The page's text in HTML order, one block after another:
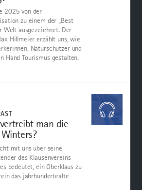
2025 von der
zu einem der „Best
Welt ausgezeichnet. Der
Hillmeier erzählt uns, wie
Naturschützer und
Hand Tourismus gestalten.
man die
mit uns über seine
des Klausenvereins
bedeutet, ein Oberklaus zu
das jahrhundertealte